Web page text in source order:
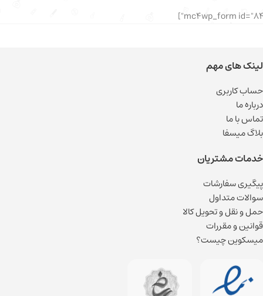
لینک های مهم
حساب کاربری
درباره ما
تماس با ما
بلاگ میسفا
خدمات مشتریان
پیگیری سفارشات
سوالات متداول
حمل و نقل و تحویل کالا
قوانین و مقررات
میسکوین چیست؟